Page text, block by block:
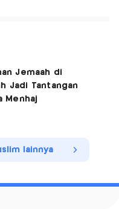
Jemaah di
Jadi Tantangan
Menhaj
lainnya